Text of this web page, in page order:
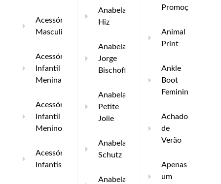
Acessórios
Masculinos
Acessórios
Infantil
Menina
Acessórios
Infantil
Menino
Acessórios
Infantis
Anabela
Hiz
Anabela
Jorge
Bischoff
Anabela
Petite
Jolie
Anabela
Schutz
Anabela
Promoção
Animal
Print
Ankle
Boot
Feminino
Achados
de
Verão
Apenas
um